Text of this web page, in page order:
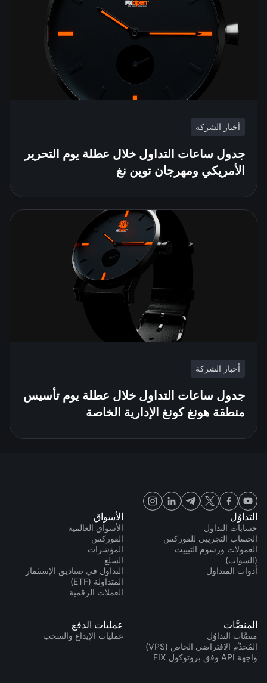
أخبار الشركة
جدول ساعات التداول خلال عطلة يوم التحرير
الأمريكي ومهرجان توين نغ
أخبار الشركة
جدول ساعات التداول خلال عطلة يوم تأسيس
منطقة هونغ كونغ الإدارية الخاصة
التداوُل
حسابات التداول
الحساب التجريبي للفوركس
العمولات ورسوم التبييت
(السواب)
أدوات المتداول
الأسواق
الأسواق العالمية
الفوركس
المؤشرات
السلع
التداول في صناديق الإستثمار
المتداولة (ETF)
العملات الرقمية
المنصَّات
منصَّات التداوُل
المُخدِّم الافتراضي الخاص (VPS)
واجهة API وفق بروتوكول FIX
عمليات الدفع
عمليات الإيداع والسحب